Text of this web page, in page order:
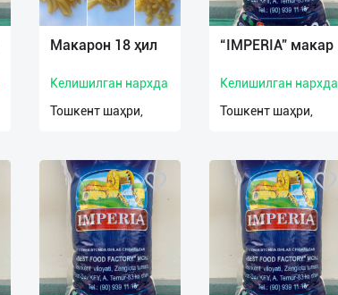
Макарон 18 ҳил
Келишилган нархда
Тошкент шаҳри,
“IMPERIA” макар
Келишилган нархда
Тошкент шаҳри,